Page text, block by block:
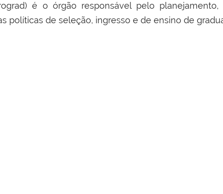
é o órgão responsável pelo planejamento,
políticas de seleção, ingresso e de ensino de